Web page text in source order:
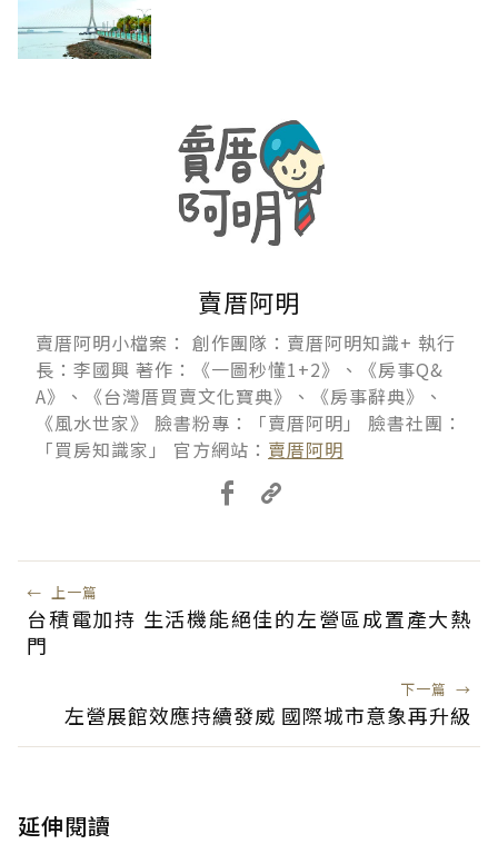
賣厝阿明
賣厝阿明小檔案： 創作團隊：賣厝阿明知識+ 執行
長：李國興 著作：《一圖秒懂1+2》、《房事Q&
A》、《台灣厝買賣文化寶典》、《房事辭典》、
《風水世家》 臉書粉專：「賣厝阿明」 臉書社團：
「買房知識家」 官方網站： 賣厝阿明
← 上一篇
台積電加持 生活機能絕佳的左營區成置產大熱
門
下一篇 →
左營展館效應持續發威 國際城市意象再升級
延伸閱讀